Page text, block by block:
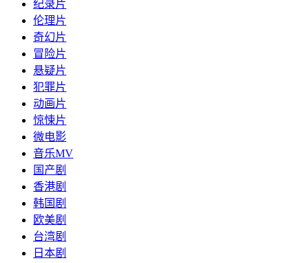
纪录片
伦理片
奇幻片
冒险片
悬疑片
犯罪片
动画片
惊悚片
微电影
音乐MV
国产剧
香港剧
韩国剧
欧美剧
台湾剧
日本剧